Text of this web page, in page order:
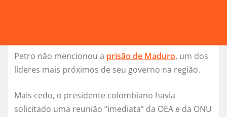
Petro não mencionou a prisão de Maduro, um dos
líderes mais próximos de seu governo na região.
Mais cedo, o presidente colombiano havia
solicitado uma reunião “imediata” da OEA e da ONU